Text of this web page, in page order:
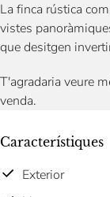
La finca rústica
vistes
que desitgen
T'agradaria veure
venda.
Característiques
Exterior